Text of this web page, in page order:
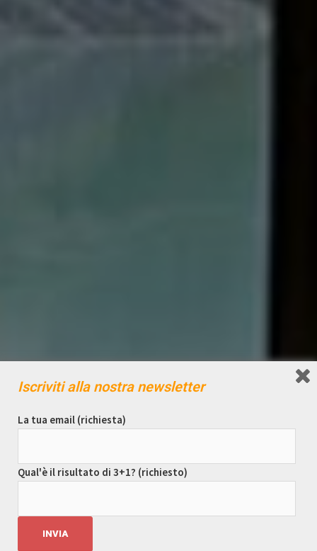
Iscriviti alla nostra newsletter
La tua email (richiesta)
Qual'è il risultato di 3+1? (richiesto)